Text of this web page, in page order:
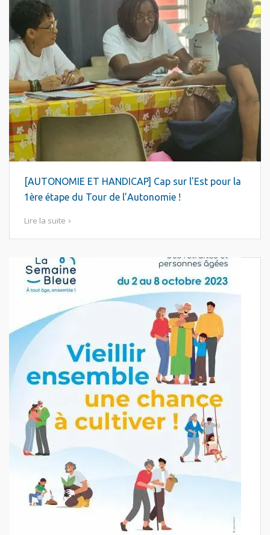
[AUTONOMIE ET HANDICAP] Cap sur l’Est pour la
1ère étape du Tour de l’Autonomie !
Lire la suite